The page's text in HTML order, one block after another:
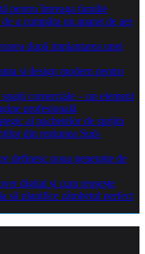
pentru întreaga familie
a cumpăra un aparat de aer
după implantarea unei
si design modern pentru
comerciale – un element
profesională
al pachetelor de sprijin
din regiunea Sud-
definesc noua generație de
digital și cum reușește
să planifice zâmbetul perfect